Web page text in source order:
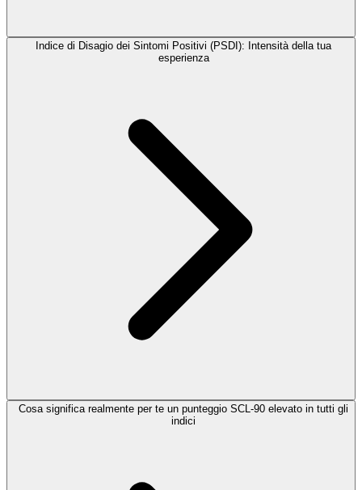
Indice di Disagio dei Sintomi Positivi (PSDI): Intensità della tua
esperienza
Cosa significa realmente per te un punteggio SCL-90 elevato in tutti gli
indici